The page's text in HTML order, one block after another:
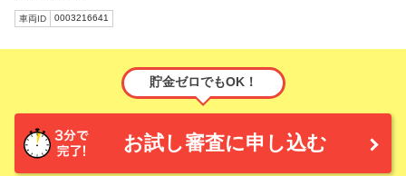
車両ID 0003216641
貯金ゼロでもOK！
お試し審査に申し込む